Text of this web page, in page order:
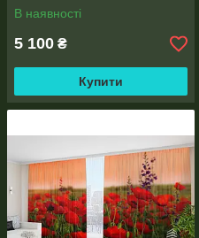
В наявності
5 100 ₴
Купити